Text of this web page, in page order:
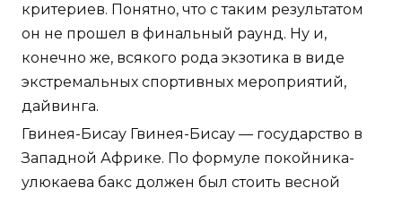
критериев. Понятно, что с таким результатом
он не прошел в финальный раунд. Ну и,
конечно же, всякого рода экзотика в виде
экстремальных спортивных мероприятий,
дайвинга.
Гвинея-Бисау Гвинея-Бисау — государство в
Западной Африке. По формуле покойника-
улюкаева бакс должен был стоить весной